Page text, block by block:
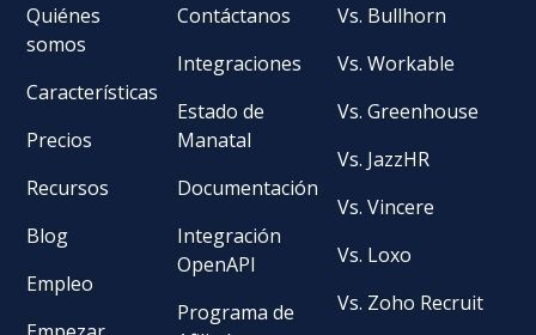
Quiénes
somos
Características
Precios
Recursos
Blog
Empleo
Contáctanos
Integraciones
Estado de
Manatal
Documentación
Integración
OpenAPI
Programa de
Vs. Bullhorn
Vs. Workable
Vs. Greenhouse
Vs. JazzHR
Vs. Vincere
Vs. Loxo
Vs. Zoho Recruit